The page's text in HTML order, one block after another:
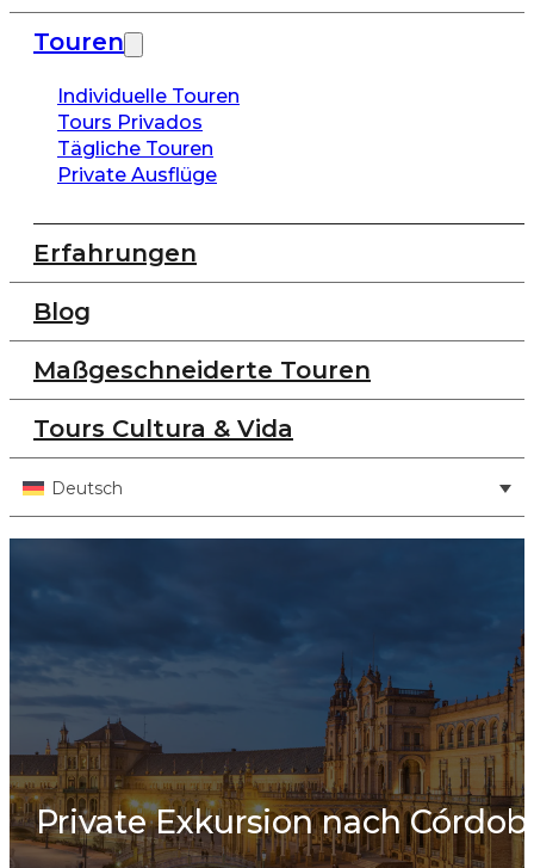
Touren
Individuelle Touren
Tours Privados
Tägliche Touren
Private Ausflüge
Erfahrungen
Blog
Maßgeschneiderte Touren
Tours Cultura & Vida
Deutsch
Private Exkursion nach